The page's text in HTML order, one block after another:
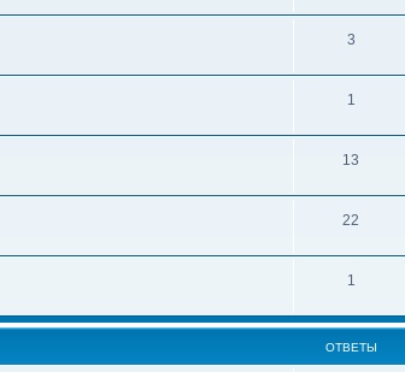
3
1
13
22
1
ОТВЕТЫ